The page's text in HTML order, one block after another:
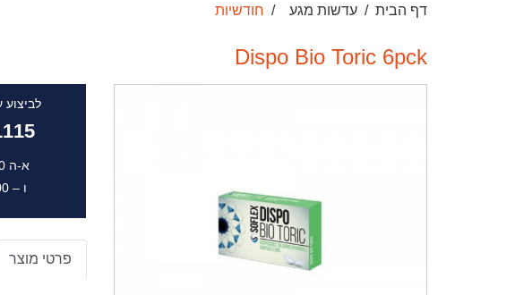
דף הבית עדשות מגע חודשיות
Dispo Bio Toric 6pck
א-ה 08:30-19:30
ו – 08:30-14:00
פרטי מוצר